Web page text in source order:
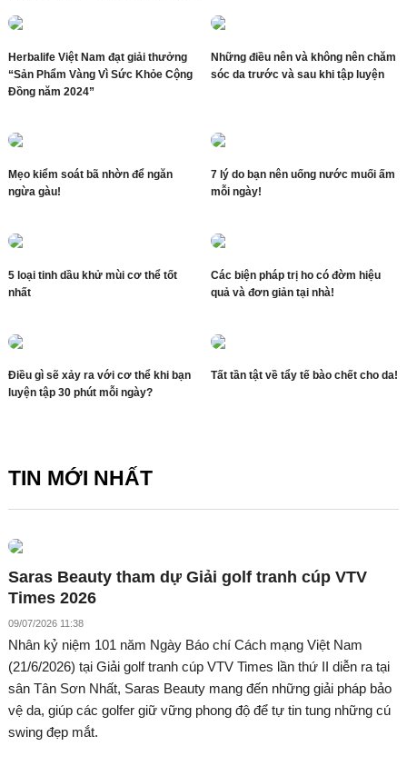
Herbalife Việt Nam đạt giải thưởng
“Sản Phẩm Vàng Vì Sức Khỏe Cộng
Đồng năm 2024”
Những điều nên và không nên chăm
sóc da trước và sau khi tập luyện
Mẹo kiểm soát bã nhờn để ngăn
ngừa gàu!
7 lý do bạn nên uống nước muối ấm
mỗi ngày!
5 loại tinh dầu khử mùi cơ thể tốt
nhất
Các biện pháp trị ho có đờm hiệu
quả và đơn giản tại nhà!
Điều gì sẽ xảy ra với cơ thể khi bạn
luyện tập 30 phút mỗi ngày?
Tất tần tật về tẩy tế bào chết cho da!
TIN MỚI NHẤT
Saras Beauty tham dự Giải golf tranh cúp VTV
Times 2026
09/07/2026 11:38
Nhân kỷ niệm 101 năm Ngày Báo chí Cách mạng Việt Nam
(21/6/2026) tại Giải golf tranh cúp VTV Times lần thứ II diễn ra tại
sân Tân Sơn Nhất, Saras Beauty mang đến những giải pháp bảo
vệ da, giúp các golfer giữ vững phong độ để tự tin tung những cú
swing đẹp mắt.